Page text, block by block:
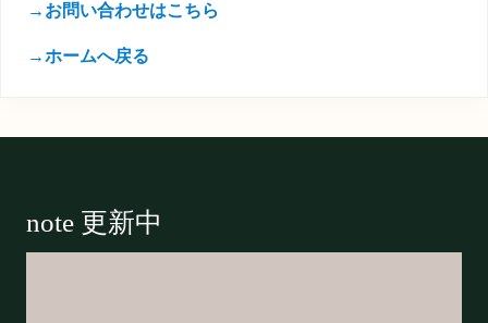
→お問い合わせはこちら
→ホームへ戻る
note 更新中